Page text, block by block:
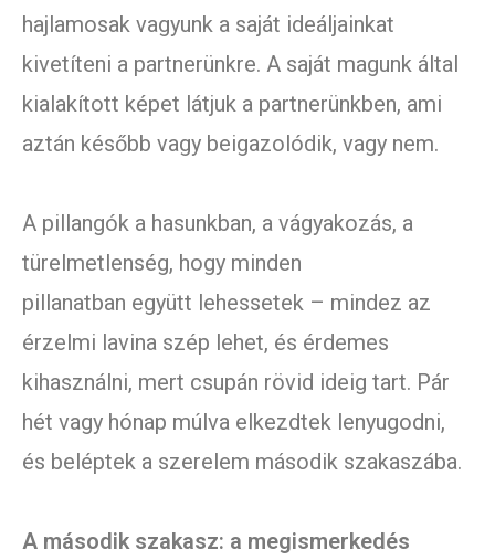
hajlamosak vagyunk a saját ideáljainkat
kivetíteni a partnerünkre. A saját magunk által
kialakított képet látjuk a partnerünkben, ami
aztán később vagy beigazolódik, vagy nem.
A pillangók a hasunkban, a vágyakozás, a
türelmetlenség, hogy minden
pillanatban együtt lehessetek – mindez az
érzelmi lavina szép lehet, és érdemes
kihasználni, mert csupán rövid ideig tart. Pár
hét vagy hónap múlva elkezdtek lenyugodni,
és beléptek a szerelem második szakaszába.
A második szakasz: a megismerkedés